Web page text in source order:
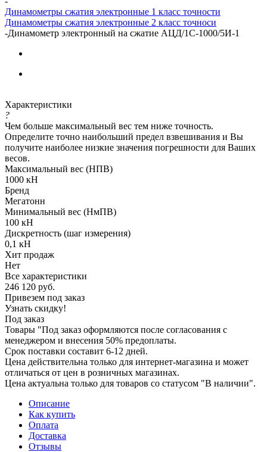
Динамометры сжатия электронные 1 класс точности
Динамометры сжатия электронные 2 класс точноси
-Динамометр электронный на сжатие АЦД/1С-1000/5И-1
Характеристики
?
Чем больше максимальный вес тем ниже точность.
Определите точно наибольший предел взвешивания и Вы
получите наиболее низкие значения погрешности для Ваших
весов.
Максимальный вес (НПВ)
1000 кН
Бренд
Мегатонн
Минимальный вес (НмПВ)
100 кН
Дискретность (шаг измерения)
0,1 кН
Хит продаж
Нет
Все характеристики
246 120 руб.
Привезем под заказ
Узнать скидку!
Под заказ
Товары "Под заказ оформляются после согласования с
менеджером и внесения 50% предоплаты.
Срок поставки составит 6-12 дней.
Цена действительна только для интернет-магазина и может
отличаться от цен в розничных магазинах.
Цена актуальна только для товаров со статусом "В наличии".
Описание
Как купить
Оплата
Доставка
Отзывы